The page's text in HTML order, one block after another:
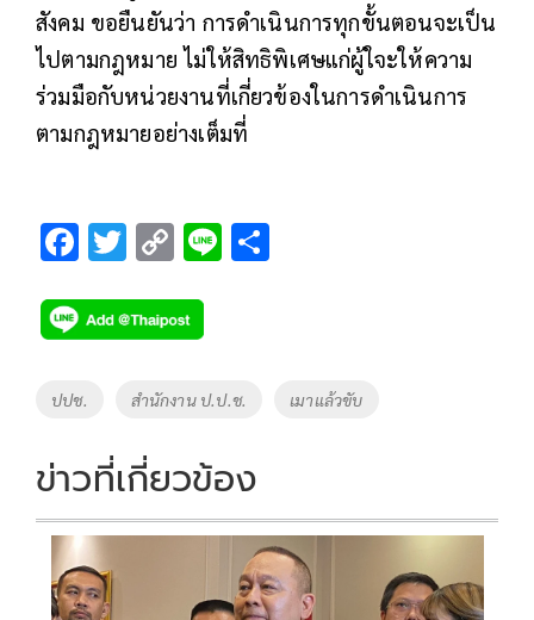
สังคม ขอยืนยันว่า การดำเนินการทุกขั้นตอนจะเป็น
ไปตามกฎหมาย ไม่ให้สิทธิพิเศษแก่ผู้ใจะให้ความ
ร่วมมือกับหน่วยงานที่เกี่ยวข้องในการดำเนินการ
ตามกฎหมายอย่างเต็มที่
F
e
b
o
k
T
tt
er
C
p
y
Li
k
Li
Tags
ปปช. สำนักงาน ป.ป.ช. เมาแล้วขับ
ข่าวที่เกี่ยวข้อง